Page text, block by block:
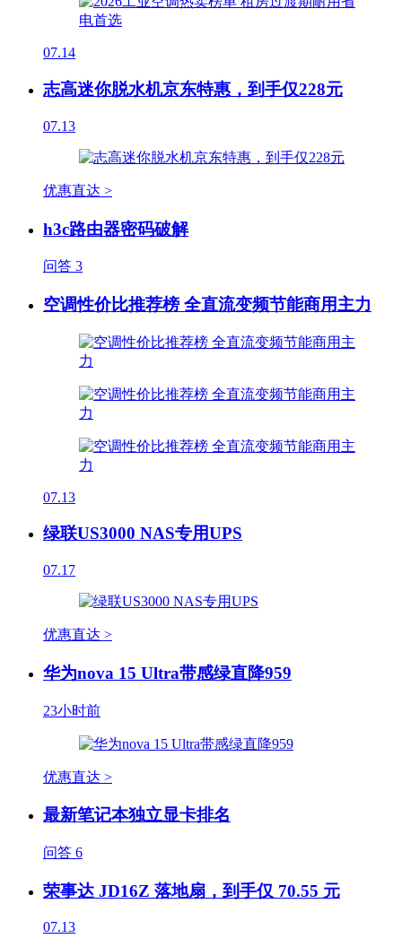
07.14
志高迷你脱水机京东特惠，到手仅228元
07.13
优惠直达 >
h3c路由器密码破解
问答 3
空调性价比推荐榜 全直流变频节能商用主力
07.13
绿联US3000 NAS专用UPS
07.17
优惠直达 >
华为nova 15 Ultra带感绿直降959
23小时前
优惠直达 >
最新笔记本独立显卡排名
问答 6
荣事达 JD16Z 落地扇，到手仅 70.55 元
07.13